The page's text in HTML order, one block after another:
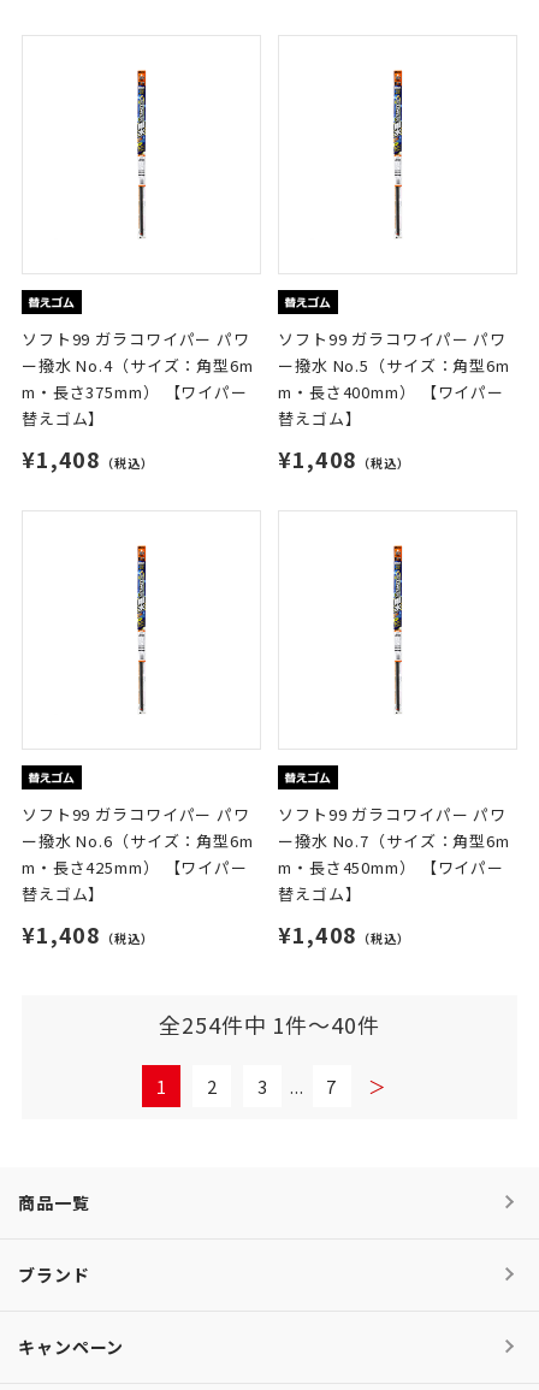
ソフト99 ガラコワイパー パワ
ー撥水 No.4（サイズ：角型6m
m・長さ375mm） 【ワイパー
替えゴム】
¥1,408 （税込）
ソフト99 ガラコワイパー パワ
ー撥水 No.5（サイズ：角型6m
m・長さ400mm） 【ワイパー
替えゴム】
¥1,408 （税込）
ソフト99 ガラコワイパー パワ
ー撥水 No.6（サイズ：角型6m
m・長さ425mm） 【ワイパー
替えゴム】
¥1,408 （税込）
ソフト99 ガラコワイパー パワ
ー撥水 No.7（サイズ：角型6m
m・長さ450mm） 【ワイパー
替えゴム】
¥1,408 （税込）
全254件中 1件～40件
1 2 3 ... 7 ＞
商品一覧
ブランド
キャンペーン